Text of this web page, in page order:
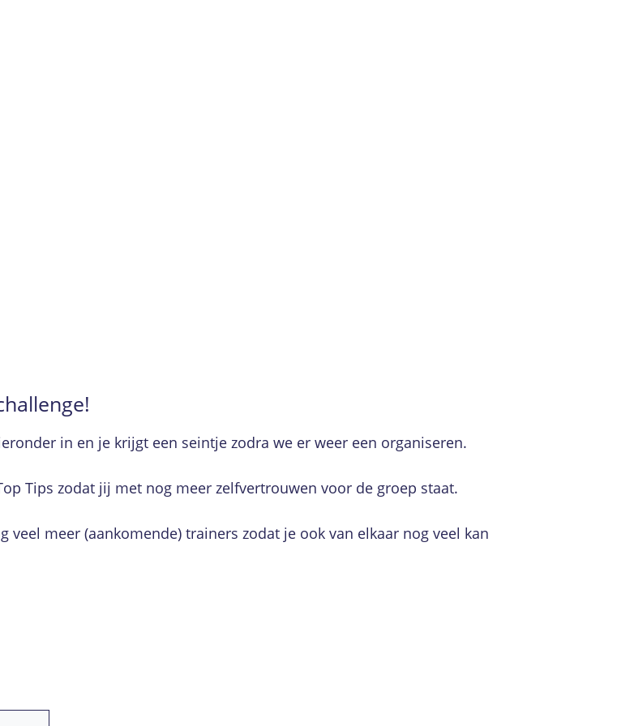
in en je krijgt een seintje zodra we er weer een organiseren.
Tips zodat jij met nog meer zelfvertrouwen voor de groep staat.
meer (aankomende) trainers zodat je ook van elkaar nog veel kan